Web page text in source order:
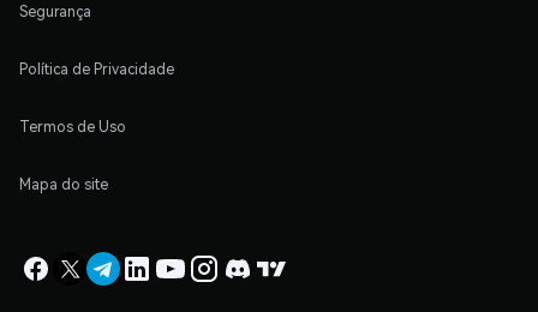
Segurança
Política de Privacidade
Termos de Uso
Mapa do site